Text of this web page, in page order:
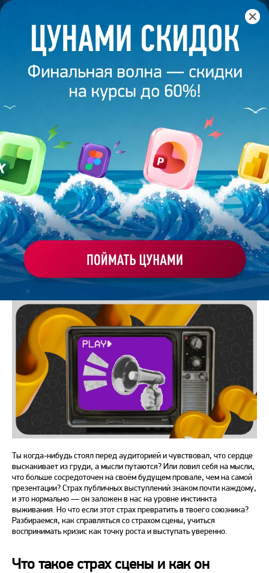
Публичное выступление без страха
3 декабря 2025 11 минут
ПУБЛИЧНОЕ ВЫСТУПЛЕНИЕ БЕЗ
СТРАХА
Поделиться
Екатерина Григорьева
Креатор, дизайнер на фрилансе
Ты когда-нибудь стоялперед аудиторией и чувствовал, что сердце
выскакивает из груди, а мысли путаются? Или ловил себя на мысли,
что больше сосредоточен на своём будущем провале, чем на самой
презентации?Страх публичных выступленийзнаком почти каждому,
и это нормально — он заложен в нас на уровне инстинкта
выживания. Но что если этотстрахпревратить в твоего союзника?
Разбираемся, как справляться со страхомсцены, учиться
воспринимать кризис как точку роста ивыступатьуверенно.
Что такое страх сцены и как он